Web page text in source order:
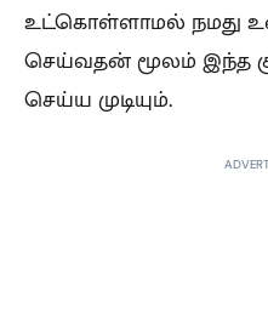
உட்கொள்ளாமல் நமது
செய்வதன் மூலம் இந்த
செய்ய முடியும்.